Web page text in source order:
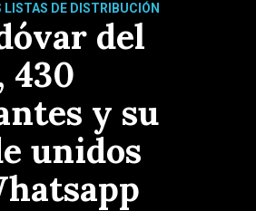
LISTAS DE DISTRIBUCIÓN
del
430
y su
unidos